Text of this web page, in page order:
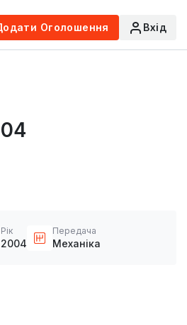
Оголошення Вхід
Рік
2004
Передача
Механіка